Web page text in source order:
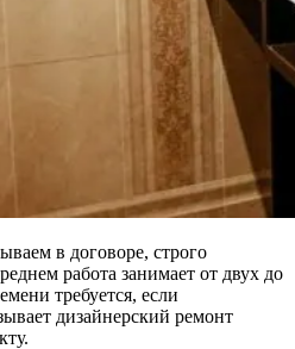
в договоре, строго
работа занимает от двух до
требуется, если
дизайнерский ремонт